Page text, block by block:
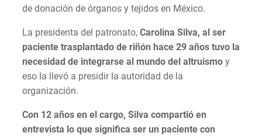
de donación de órganos y tejidos en México.
La presidenta del patronato, Carolina Silva, al ser
paciente trasplantado de riñón hace 29 años tuvo la
necesidad de integrarse al mundo del altruismo y
eso la llevó a presidir la autoridad de la
organización.
Con 12 años en el cargo, Silva compartió en
entrevista lo que significa ser un paciente con